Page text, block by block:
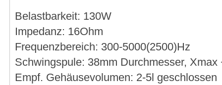
Belastbarkeit: 130W
Impedanz: 16Ohm
Frequenzbereich: 300-5000(2500)Hz
Schwingspule: 38mm Durchmesser, Xmax
Empf. Gehäusevolumen: 2-5l geschlossen